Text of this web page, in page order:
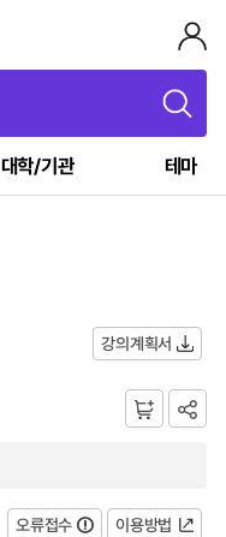
대학/기관 테마
강의계획서
오류접수 이용방법